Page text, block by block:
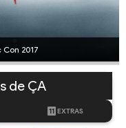
2017
de ÇA
11 EXTRAS